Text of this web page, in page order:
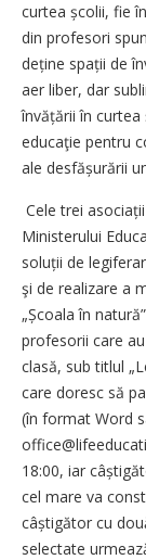
curtea școlii, fie
din profesori
deține spații de
aer liber, dar
învățării în
educaţie pentru
ale desfășurării
Cele trei
Ministerului
soluții de
şi de realizare a
„Școala în
profesorii care
clasă, sub titlul
care doresc să
(în format Word
18:00, iar
cel mare va
câștigător cu
selectate